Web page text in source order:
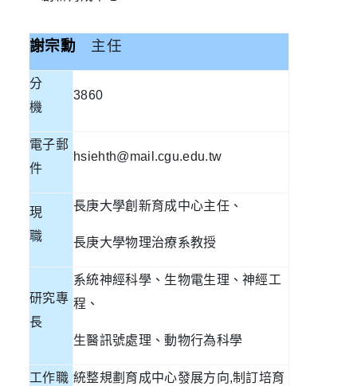
謝宗勳 主任
分
機
3860
電子郵
件
hsiehth@mail.cgu.edu.tw
現
職
長庚大學創新育成中心主任、
長庚大學物理治療系教授
研究專
長
系統神經科學、生物電生理、神經工
程、
生醫訊號處理、動物行為科學
工作職 統整規劃育成中心發展方向,制訂培育